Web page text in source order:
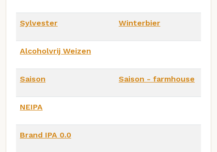
Sylvester Winterbier
Alcoholvrij Weizen
Saison Saison - farmhouse
NEIPA
Brand IPA 0.0